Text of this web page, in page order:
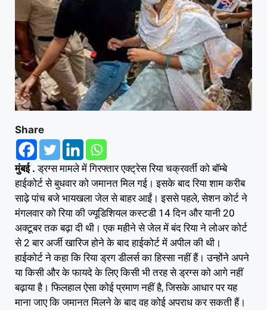
Share
मुंबई . ड्रग्स मामले में गिरफ्तार एक्ट्रेस रिया चक्रवर्ती को बॉम्बे
हाईकोर्ट से बुधवार को जमानत मिल गई। इसके बाद रिया शाम करीब
साढ़े पांच बजे भायखला जेल से बाहर आईं। इससे पहले, सेशन कोर्ट ने
मंगलवार को रिया की ज्यूडिशियल कस्टडी 14 दिन और यानी 20
अक्टूबर तक बढ़ा दी थी। एक महीने से जेल में बंद रिया ने लोअर कोर्ट
से 2 बार अर्जी खारिज होने के बाद हाईकोर्ट में अपील की थी।
हाईकोर्ट ने कहा कि रिया ड्रग डीलर्स का हिस्सा नहीं हैं। उन्होंने अपने
या किसी और के फायदे के लिए किसी भी तरह से ड्रग्स को आगे नहीं
बढ़ाया है। फिलहाल ऐसा कोई प्रमाण नहीं है, जिसके आधार पर यह
माना जाए कि जमानत मिलने के बाद वह कोई अपराध कर सकती हैं।